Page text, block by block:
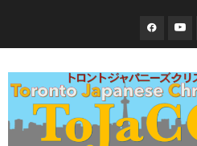
content
Facebook